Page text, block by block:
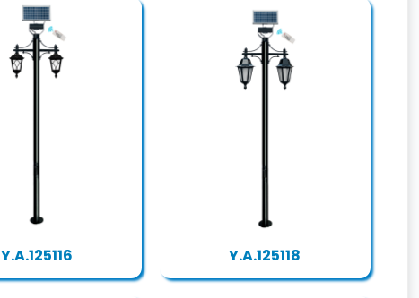
Y.A.125116 Y.A.125118